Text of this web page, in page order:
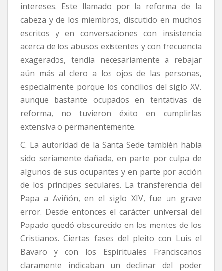
intereses. Este llamado por la reforma de la
cabeza y de los miembros, discutido en muchos
escritos y en conversaciones con insistencia
acerca de los abusos existentes y con frecuencia
exagerados, tendía necesariamente a rebajar
aún más al clero a los ojos de las personas,
especialmente porque los concilios del siglo XV,
aunque bastante ocupados en tentativas de
reforma, no tuvieron éxito en cumplirlas
extensiva o permanentemente.
C. La autoridad de la Santa Sede también había
sido seriamente dañada, en parte por culpa de
algunos de sus ocupantes y en parte por acción
de los príncipes seculares. La transferencia del
Papa a Aviñón, en el siglo XIV, fue un grave
error. Desde entonces el carácter universal del
Papado quedó obscurecido en las mentes de los
Cristianos. Ciertas fases del pleito con Luis el
Bavaro y con los Espirituales Franciscanos
claramente indicaban un declinar del poder